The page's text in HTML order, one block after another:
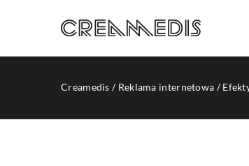
Creamedis / Reklama internetowa /